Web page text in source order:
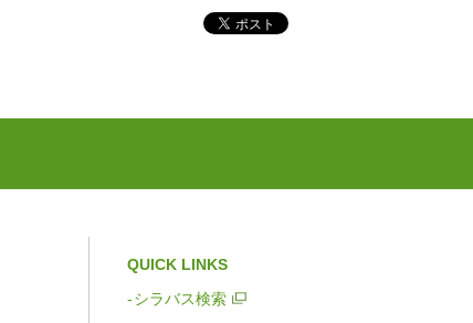
QUICK LINKS
シラバス検索